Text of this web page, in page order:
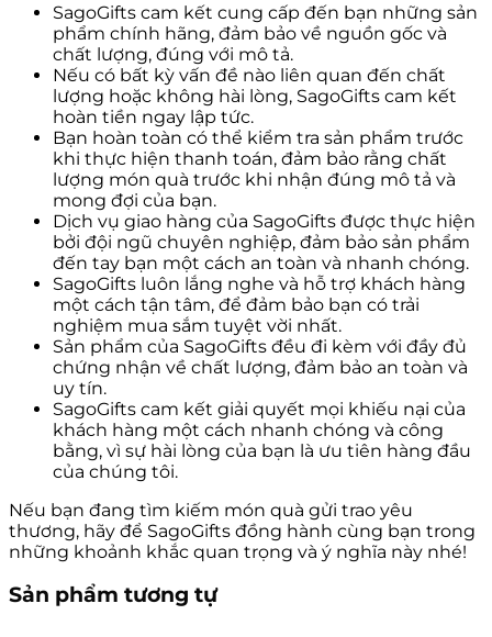
SagoGifts cam kết cung cấp đến bạn những sản
phẩm chính hãng, đảm bảo về nguồn gốc và
chất lượng, đúng với mô tả.
Nếu có bất kỳ vấn đề nào liên quan đến chất
lượng hoặc không hài lòng, SagoGifts cam kết
hoàn tiền ngay lập tức.
Bạn hoàn toàn có thể kiểm tra sản phẩm trước
khi thực hiện thanh toán, đảm bảo rằng chất
lượng món quà trước khi nhận đúng mô tả và
mong đợi của bạn.
Dịch vụ giao hàng của SagoGifts được thực hiện
bởi đội ngũ chuyên nghiệp, đảm bảo sản phẩm
đến tay bạn một cách an toàn và nhanh chóng.
SagoGifts luôn lắng nghe và hỗ trợ khách hàng
một cách tận tâm, để đảm bảo bạn có trải
nghiệm mua sắm tuyệt vời nhất.
Sản phẩm của SagoGifts đều đi kèm với đầy đủ
chứng nhận về chất lượng, đảm bảo an toàn và
uy tín.
SagoGifts cam kết giải quyết mọi khiếu nại của
khách hàng một cách nhanh chóng và công
bằng, vì sự hài lòng của bạn là ưu tiên hàng đầu
của chúng tôi.
Nếu bạn đang tìm kiếm món quà gửi trao yêu
thương, hãy để SagoGifts đồng hành cùng bạn trong
những khoảnh khắc quan trọng và ý nghĩa này nhé!
Sản phẩm tương tự